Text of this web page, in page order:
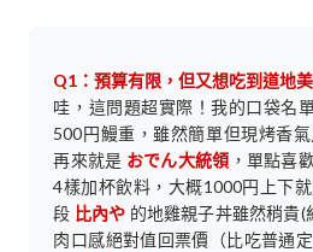
Q1：預算有限，但又想吃到道地
哇，這問題超實際！我的口袋名
500円鰻重，雖然簡單但現烤香
再來就是 おでん大統領 ，單點喜
4樣加杯飲料，大概1000円上下
段 比內や 的地雞親子丼雖然稍貴
肉口感絕對值回票價（比吃普通